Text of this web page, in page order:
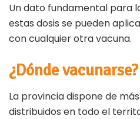
Un dato fundamental para
estas dosis se pueden
con cualquier otra vacuna.
¿Dónde vacunarse?
La provincia dispone de
distribuidos en todo el